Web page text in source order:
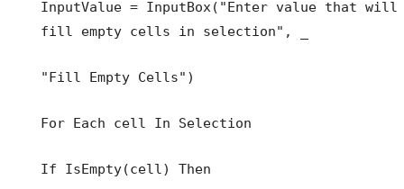
InputValue = InputBox("Enter value that will
fill empty cells in selection", _
"Fill Empty Cells")
For Each cell In Selection
If IsEmpty(cell) Then